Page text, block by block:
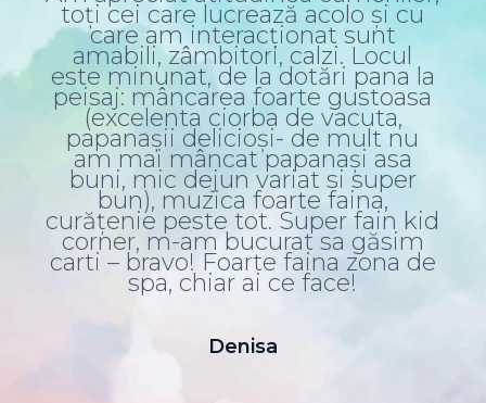
toți cei care lucrează acolo și cu
care am interacționat sunt
amabili, zâmbitori, calzi. Locul
este minunat, de la dotări pana la
peisaj: mâncarea foarte gustoasa
(excelenta ciorba de vacuta,
papanașii delicioși- de mult nu
am mai mâncat papanași asa
buni, mic dejun variat si super
bun), muzica foarte faina,
curățenie peste tot. Super fain kid
corner, m-am bucurat sa găsim
carti – bravo! Foarte faina zona de
spa, chiar ai ce face!
Denisa